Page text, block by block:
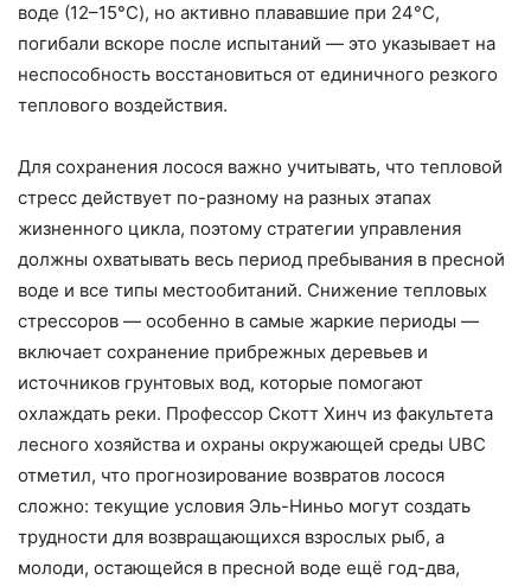
воде (12–15°C), но активно плававшие при 24°C,
погибали вскоре после испытаний — это указывает на
неспособность восстановиться от единичного резкого
теплового воздействия.
Для сохранения лосося важно учитывать, что тепловой
стресс действует по-разному на разных этапах
жизненного цикла, поэтому стратегии управления
должны охватывать весь период пребывания в пресной
воде и все типы местообитаний. Снижение тепловых
стрессоров — особенно в самые жаркие периоды —
включает сохранение прибрежных деревьев и
источников грунтовых вод, которые помогают
охлаждать реки. Профессор Скотт Хинч из факультета
лесного хозяйства и охраны окружающей среды UBC
отметил, что прогнозирование возвратов лосося
сложно: текущие условия Эль-Ниньо могут создать
трудности для возвращающихся взрослых рыб, а
молоди, остающейся в пресной воде ещё год-два,